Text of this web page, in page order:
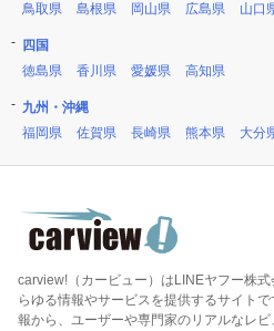
鳥取県
島根県 岡山県 広島県 山口
四国
徳島県
香川県 愛媛県 高知県
九州・沖縄
福岡県
佐賀県 長崎県 熊本県 大分
carview!（カービュー）はLINEヤフー株
らゆる情報やサービスを提供するサイト
報から、ユーザーや専門家のリアルなレ